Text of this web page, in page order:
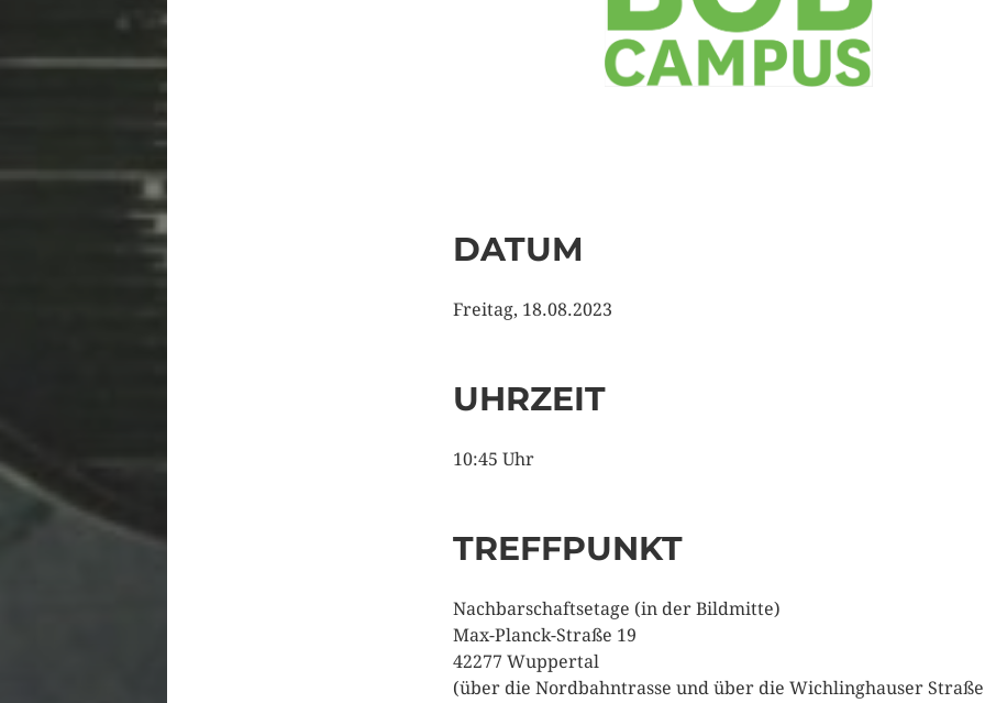
DATUM
Freitag, 18.08.2023
UHRZEIT
10:45 Uhr
TREFFPUNKT
Nachbarschaftsetage (in der Bildmitte)
Max-Planck-Straße 19
42277 Wuppertal
(über die Nordbahntrasse und über die Wichlinghauser